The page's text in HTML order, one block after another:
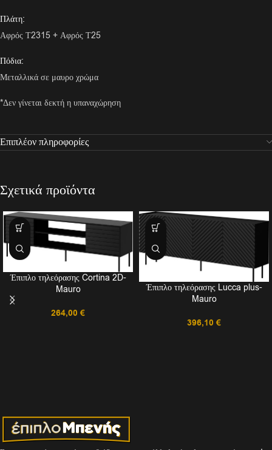
Πλάτη:
Αφρός Τ2315 + Αφρός Τ25
Πόδια:
Μεταλλικά σε μαυρο χρώμα
*Δεν γίνεται δεκτή η υπαναχώρηση
Επιπλέον πληροφορίες
Σχετικά προϊόντα
Έπιπλο τηλεόρασης Cortina 2D-
Mauro
264,00 €
Έπιπλο τηλεόρασης Lucca plus-
Mauro
396,10 €